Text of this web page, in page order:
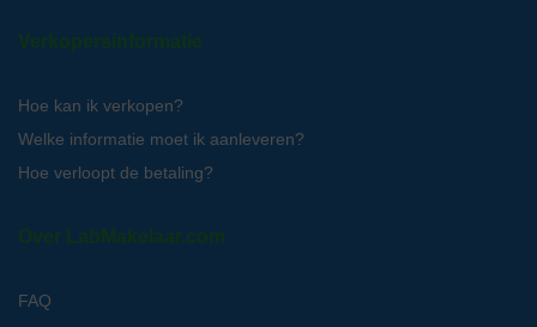
Verkopersinformatie
Hoe kan ik verkopen?
Welke informatie moet ik aanleveren?
Hoe verloopt de betaling?
Over LabMakelaar.com
FAQ